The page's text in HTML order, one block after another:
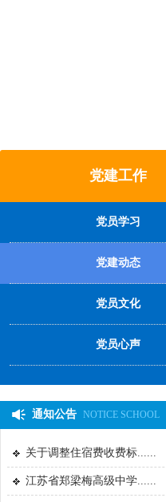
党建工作
党员学习
党建动态
党员文化
党员心声
关于调整住宿费收费标......
江苏省郑梁梅高级中学......
通知公告 NOTICE SCHOOL